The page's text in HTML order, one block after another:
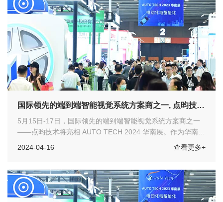
国际领先的端到端智能视觉系统方案商之一, 点昀技术
5月15日-17日，国际领先的端到端智能视觉系统方案商之一
——点昀技术将亮相 AUTO TECH 2024 华南展。作为华南重
要的汽车科技创新展示平台，欢迎各位汽车工程师们莅临展会
2024-04-16 查看更多+